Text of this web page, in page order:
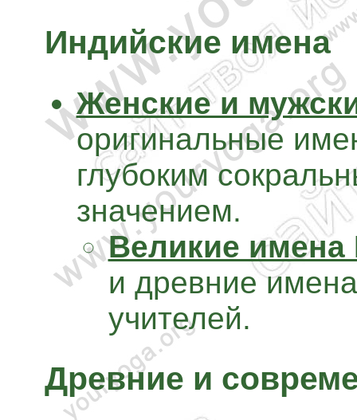
Индийские имена
Женские и
оригинальные
глубоким
значением.
Великие имена
и древние
учителей.
Древние и